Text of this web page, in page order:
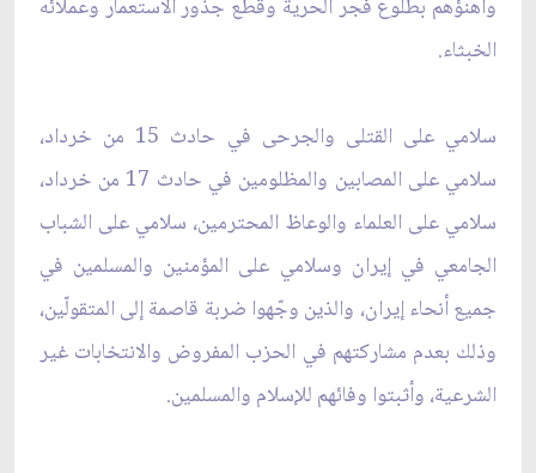
وأهنؤهم بطلوع فجر الحرية وقطع جذور الاستعمار وعملائه
الخبثاء.
سلامي على القتلى والجرحى في حادث 15 من خرداد،
سلامي على المصابين والمظلومين في حادث 17 من خرداد،
سلامي على العلماء والوعاظ المحترمين، سلامي على الشباب
الجامعي في إيران وسلامي على المؤمنين والمسلمين في
جميع أنحاء إيران، والذين وجّهوا ضربة قاصمة إلى المتقولّين،
وذلك بعدم مشاركتهم في الحزب المفروض والانتخابات غير
الشرعية، وأثبتوا وفائهم للإسلام والمسلمين.